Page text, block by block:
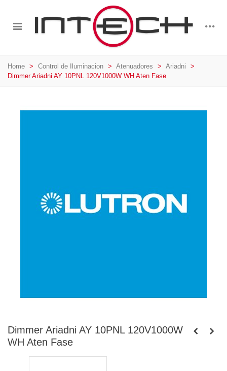
Home > Control de Iluminacion > Atenuadores > Ariadni
>
Dimmer Ariadni AY 10PNL 120V1000W WH Aten Fase
Dimmer Ariadni AY 10PNL 120V1000W
WH Aten Fase